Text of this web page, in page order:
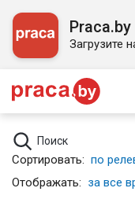
Praca.by
Загрузите
Поиск
Сортировать: по
Отображать: за все